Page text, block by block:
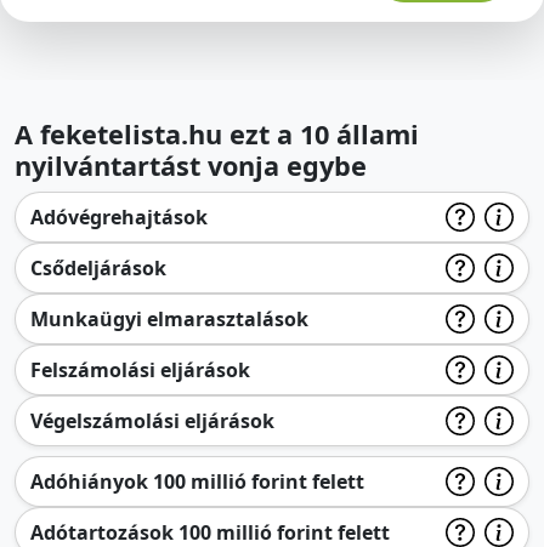
A feketelista.hu ezt a 10 állami
nyilvántartást vonja egybe
Adóvégrehajtások
Csődeljárások
Munkaügyi elmarasztalások
Felszámolási eljárások
Végelszámolási eljárások
Adóhiányok 100 millió forint felett
Adótartozások 100 millió forint felett